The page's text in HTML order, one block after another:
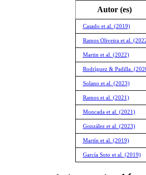
Autor (es)
Casado et al. (2019)
Ramos Oliveira et al.
Martin et al. (2022)
Rodríguez & Padilla.
Solano et al. (2023)
Ramos et al. (2021)
Moncada et al. (2021)
González et al. (2023)
Martín et al. (2019)
García Soto et al. (2019)